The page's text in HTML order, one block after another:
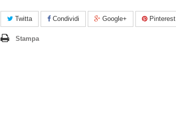
Twitta Condividi Google+ Pinterest
Stampa